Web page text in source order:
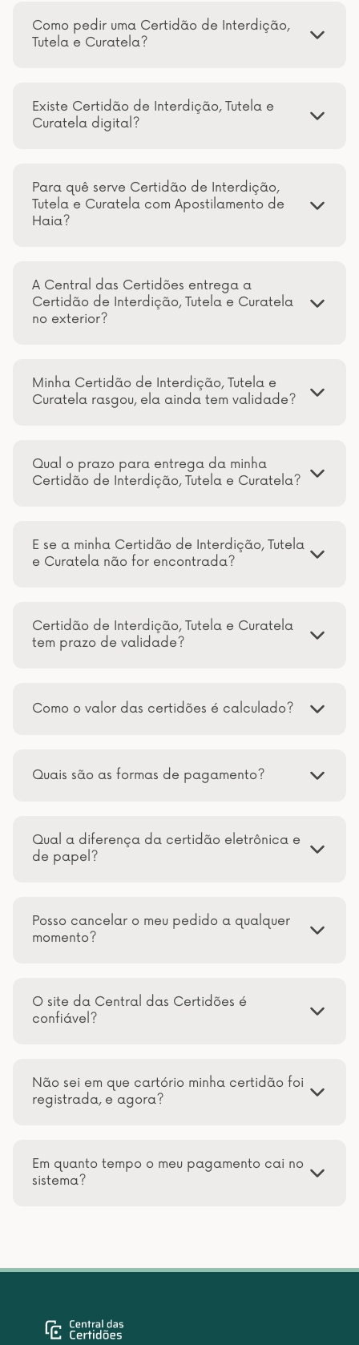
Como pedir uma Certidão de Interdição,
Tutela e Curatela?
Existe Certidão de Interdição, Tutela e
Curatela digital?
Para quê serve Certidão de Interdição,
Tutela e Curatela com Apostilamento de
Haia?
A Central das Certidões entrega a
Certidão de Interdição, Tutela e Curatela
no exterior?
Minha Certidão de Interdição, Tutela e
Curatela rasgou, ela ainda tem validade?
Qual o prazo para entrega da minha
Certidão de Interdição, Tutela e Curatela?
E se a minha Certidão de Interdição, Tutela
e Curatela não for encontrada?
Certidão de Interdição, Tutela e Curatela
tem prazo de validade?
Como o valor das certidões é calculado?
Quais são as formas de pagamento?
Qual a diferença da certidão eletrônica e
de papel?
Posso cancelar o meu pedido a qualquer
momento?
O site da Central das Certidões é
confiável?
Não sei em que cartório minha certidão foi
registrada, e agora?
Em quanto tempo o meu pagamento cai no
sistema?